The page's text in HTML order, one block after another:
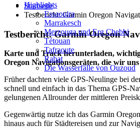
Highlights
Essaouira
Marrakesch
Merzouga und Erg Chebbi
Tétouan
Tafraoute
Rabat
Die Wasserfälle von Ouzoud
Startseite
Testbericht: Garmin Oregon
Testbericht: Garmin Oregon
Karte und Track herunterladen,
Oregon Navigationsgeräten, die wir
Früher dachten viele GPS-Neulinge bei
schnell und einfach in das Thema GPS-
gelungenen Allrounder der mittleren
Gegenwärtig nutze ich das Garmin
hinaus auch für Städtereisen und zur